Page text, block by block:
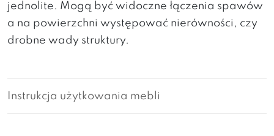
jednolite. Mogą być widoczne łączenia spawów
a na powierzchni występować nierówności, czy
drobne wady struktury.
Instrukcja użytkowania mebli